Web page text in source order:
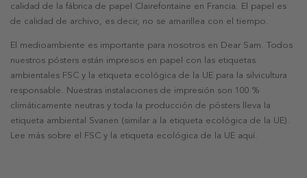
calidad de la fábrica de papel Clairefontaine en Francia. El papel es
de calidad de archivo, es decir, no se amarillea con el tiempo.
El medioambiente es importante para nosotros en Dear Sam. Todos
nuestros pósters están impresos en papel con las etiquetas
ambientales FSC y la etiqueta ecológica de la UE para la silvicultura
responsable. Nuestras instalaciones de impresión son 100 %
climáticamente neutras y toda la producción de pósters lleva la
etiqueta ambiental Svanen (similar a la etiqueta ecológica de la UE).
Lee más sobre el FSC y la etiqueta ecológica de la UE aquí.